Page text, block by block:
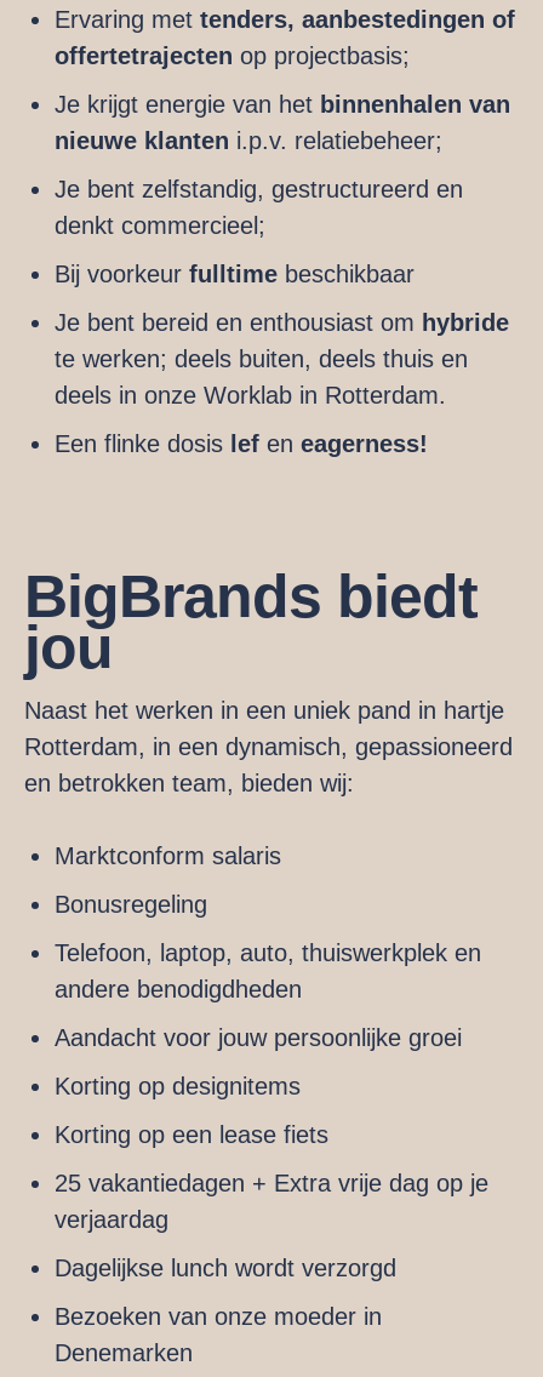
Ervaring met tenders, aanbestedingen of
offertetrajecten op projectbasis;
Je krijgt energie van het binnenhalen van
nieuwe klanten i.p.v. relatiebeheer;
Je bent zelfstandig, gestructureerd en
denkt commercieel;
Bij voorkeur fulltime beschikbaar
Je bent bereid en enthousiast om hybride
te werken; deels buiten, deels thuis en
deels in onze Worklab in Rotterdam.
Een flinke dosis lef en eagerness!
BigBrands biedt
jou
Naast het werken in een uniek pand in hartje
Rotterdam, in een dynamisch, gepassioneerd
en betrokken team, bieden wij:
Marktconform salaris
Bonusregeling
Telefoon, laptop, auto, thuiswerkplek en
andere benodigdheden
Aandacht voor jouw persoonlijke groei
Korting op designitems
Korting op een lease fiets
25 vakantiedagen + Extra vrije dag op je
verjaardag
Dagelijkse lunch wordt verzorgd
Bezoeken van onze moeder in
Denemarken